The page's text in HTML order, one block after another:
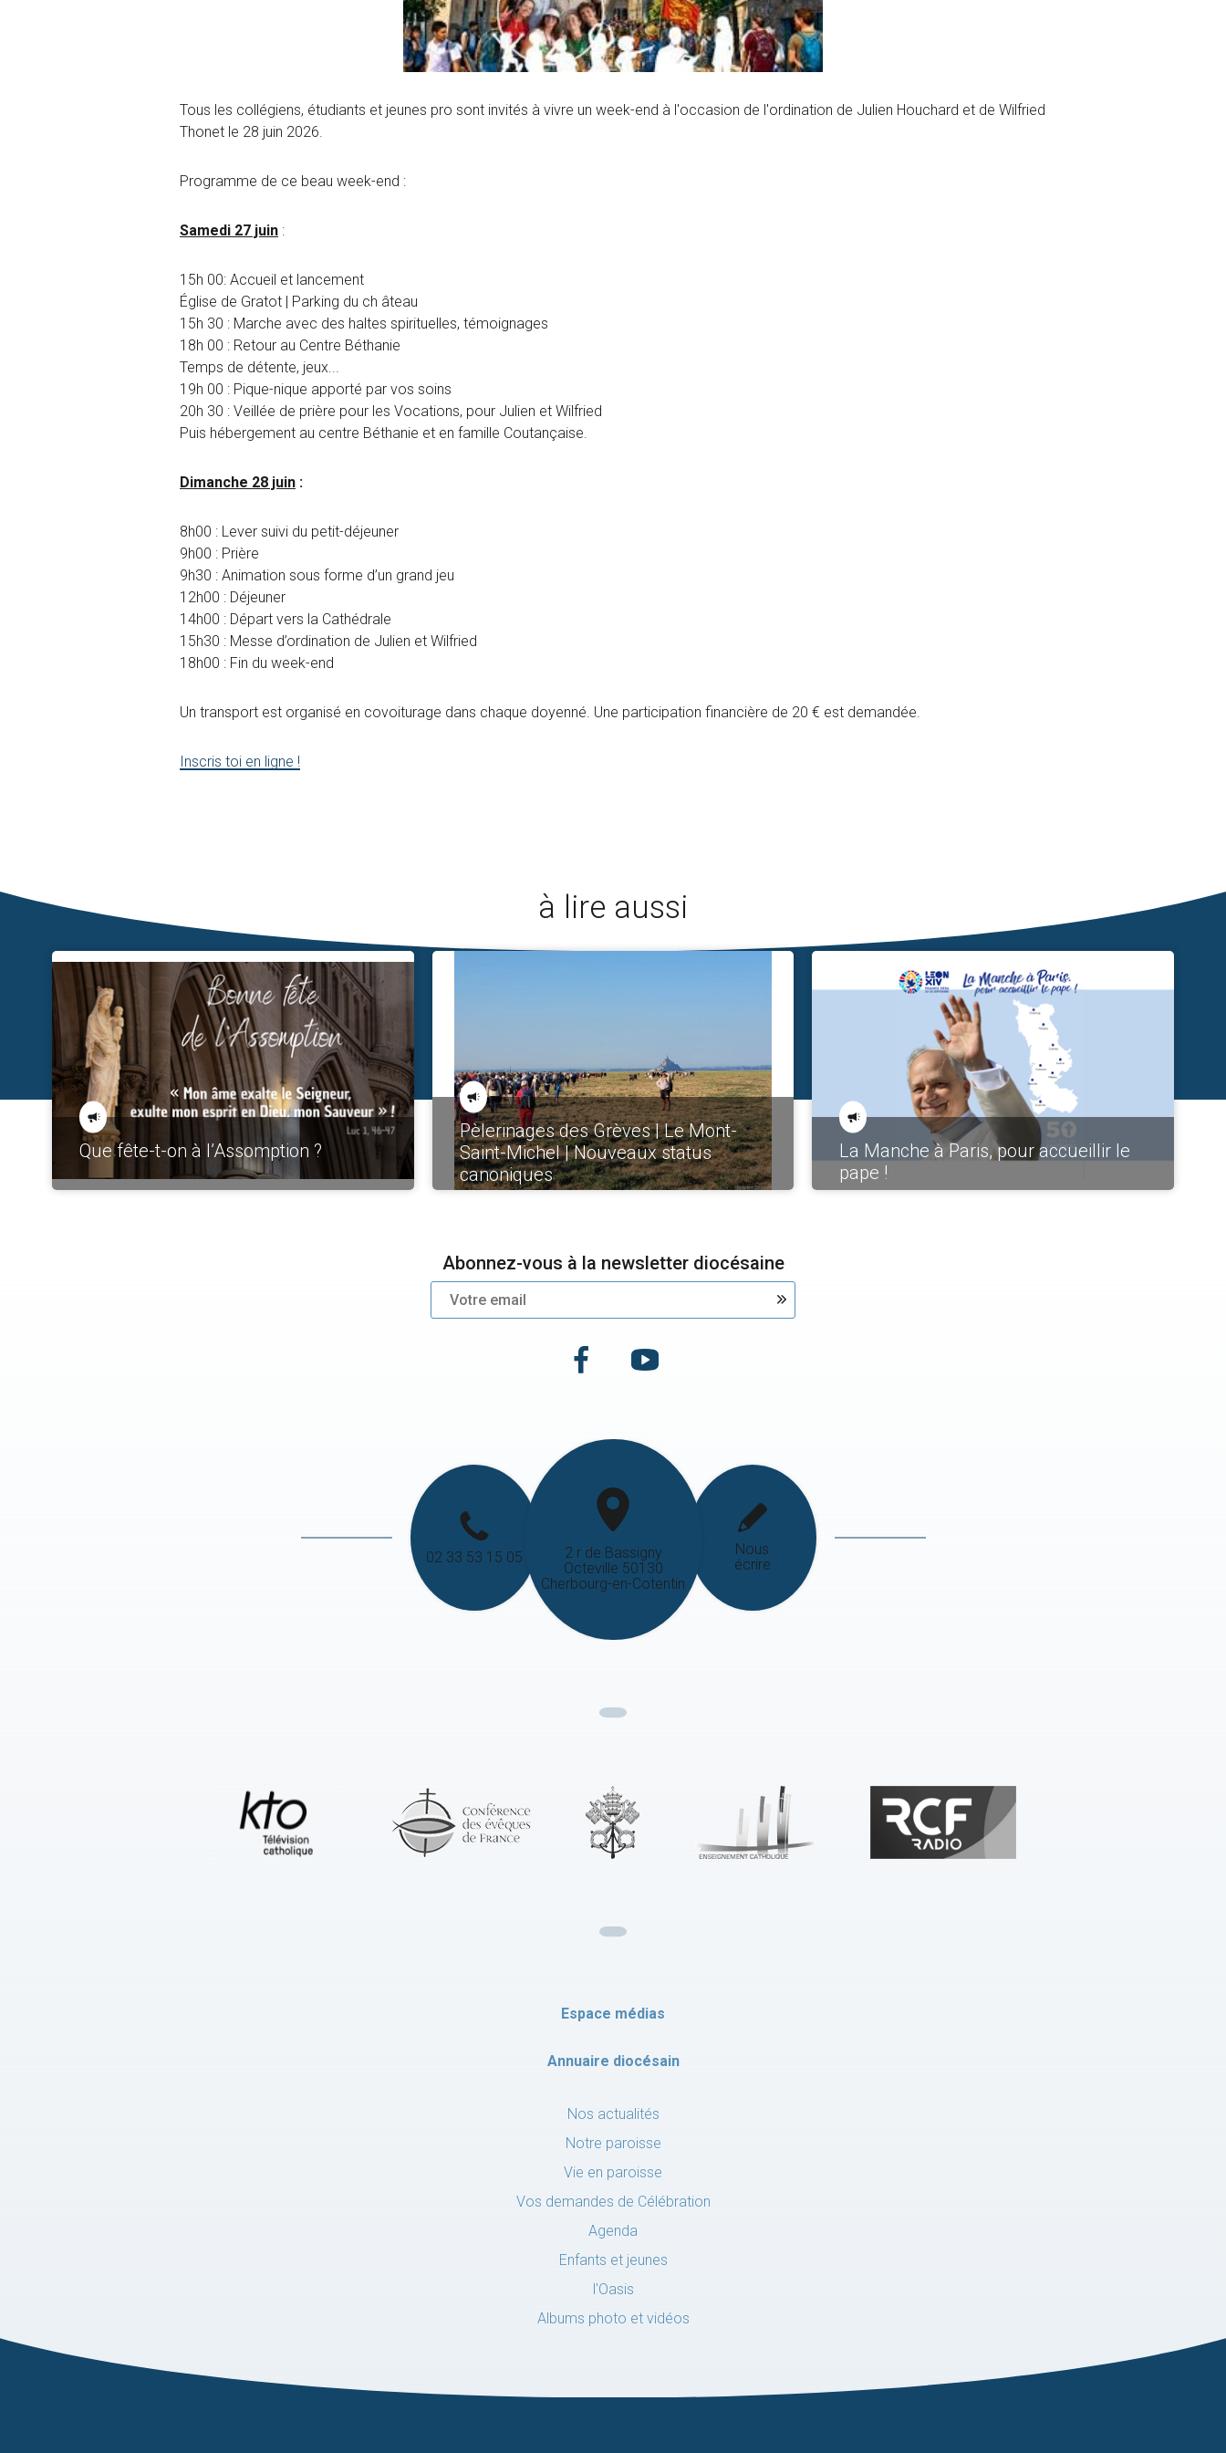
Tous les collégiens, étudiants et jeunes pro sont invités à vivre un week-end à l'occasion de l'ordination de Julien Houchard et de Wilfried
Thonet le 28 juin 2026.
Programme de ce beau week-end :
Samedi 27 juin :
15h 00: Accueil et lancement
Église de Gratot | Parking du ch âteau
15h 30 : Marche avec des haltes spirituelles, témoignages
18h 00 : Retour au Centre Béthanie
Temps de détente, jeux...
19h 00 : Pique-nique apporté par vos soins
20h 30 : Veillée de prière pour les Vocations, pour Julien et Wilfried
Puis hébergement au centre Béthanie et en famille Coutançaise.
Dimanche 28 juin :
8h00 : Lever suivi du petit-déjeuner
9h00 : Prière
9h30 : Animation sous forme d’un grand jeu
12h00 : Déjeuner
14h00 : Départ vers la Cathédrale
15h30 : Messe d’ordination de Julien et Wilfried
18h00 : Fin du week-end
Un transport est organisé en covoiturage dans chaque doyenné. Une participation financière de 20 € est demandée.
Inscris toi en ligne !
à lire aussi
Que fête-t-on à l’Assomption ?
Pèlerinages des Grèves | Le Mont-
Saint-Michel | Nouveaux status
canoniques
La Manche à Paris, pour accueillir le
pape !
Abonnez-vous à la newsletter diocésaine
02 33 53 15 05
Nous
écrire
2 r de Bassigny
Octeville 50130
Cherbourg-en-Cotentin
Espace médias
Annuaire diocésain
Nos actualités
Notre paroisse
Vie en paroisse
Vos demandes de Célébration
Agenda
Enfants et jeunes
l'Oasis
Albums photo et vidéos